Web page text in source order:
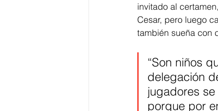
invitado al
Cesar, pero luego
también sueña con
“Son niños
delegación
jugadores
porque por